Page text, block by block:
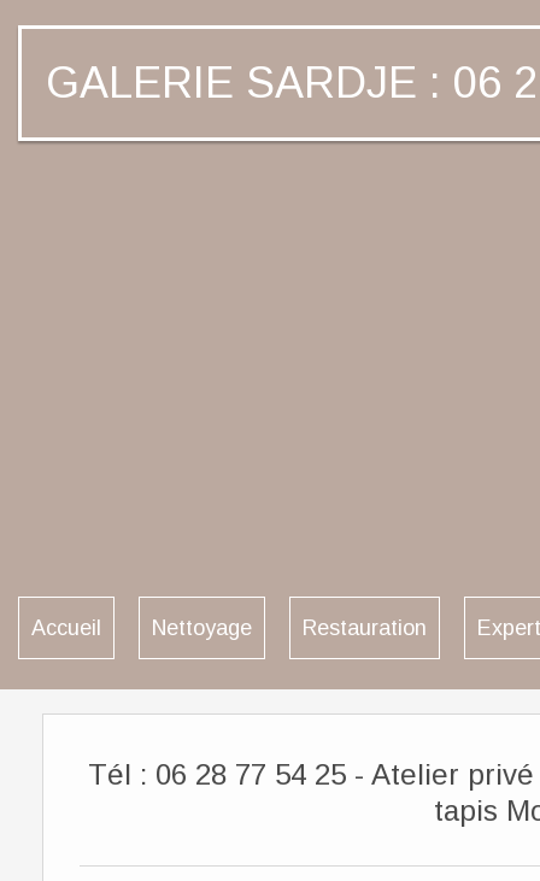
GALERIE SARDJE : 06
Accueil Nettoyage Restauration
Tél : 06 28 77 54 25 - Atelier
tapis